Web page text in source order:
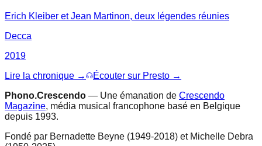
Erich Kleiber et Jean Martinon, deux légendes réunies
Decca
2019
Lire la chronique →
Écouter sur Presto →
Phono.Crescendo — Une émanation de Crescendo
Magazine, média musical francophone basé en Belgique
depuis 1993.
Fondé par Bernadette Beyne (1949-2018) et Michelle Debra